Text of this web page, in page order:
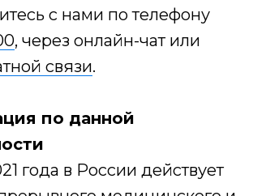
с нами по телефону
, через онлайн-чат или
связи.
по данной
года в России действует
несколько
расчет